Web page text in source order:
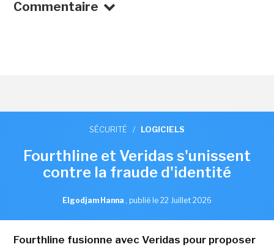
Commentaire
SÉCURITÉ / LOGICIELS
Fourthline et Veridas s'unissent
contre la fraude d'identité
Elgodjam Hanna , publié le 22 Juillet 2026
Fourthline fusionne avec Veridas pour proposer